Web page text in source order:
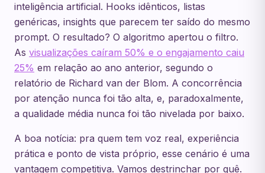
inteligência artificial. Hooks idênticos, listas
genéricas, insights que parecem ter saído do mesmo
prompt. O resultado? O algoritmo apertou o filtro.
As visualizações caíram 50% e o engajamento caiu
25% em relação ao ano anterior, segundo o
relatório de Richard van der Blom. A concorrência
por atenção nunca foi tão alta, e, paradoxalmente,
a qualidade média nunca foi tão nivelada por baixo.
A boa notícia: pra quem tem voz real, experiência
prática e ponto de vista próprio, esse cenário é uma
vantagem competitiva. Vamos destrinchar por quê.